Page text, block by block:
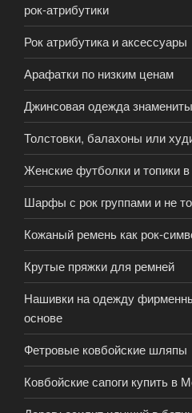
рок-атрибутики
Рок атрибутика и аксессуары
Арафатки по низким ценам
Джинсовая одежда
Толстовки, балахоны или
Женские футболки и топики в
Шарфы с рок группами и не
Кожаный ремень как рок-
Крутые пряжки для ремней
Нашивки на одежду
основе
Фетровые ковбойские шляпы
Ковбойские сапоги купить в